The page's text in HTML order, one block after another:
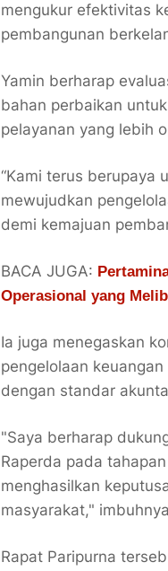
mengukur efektivitas
pembangunan
Yamin berharap
bahan perbaikan
pelayanan yang lebih
“Kami terus berupaya
mewujudkan
demi kemajuan
BACA JUGA:
Operasional yang
Ia juga menegaskan
pengelolaan
dengan standar
"Saya berharap
Raperda pada
menghasilkan
masyarakat,"
Rapat Paripurna